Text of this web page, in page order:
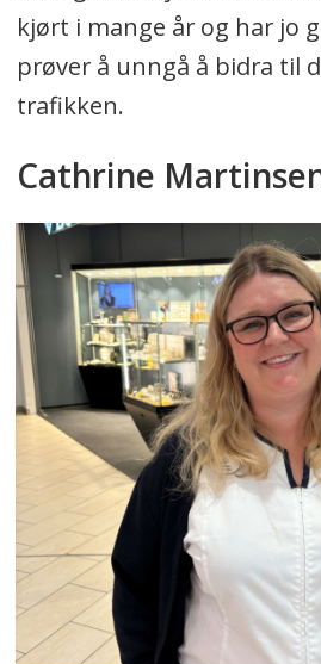
kjørt i mange år og har jo
prøver å unngå å bidra til
trafikken.
Cathrine